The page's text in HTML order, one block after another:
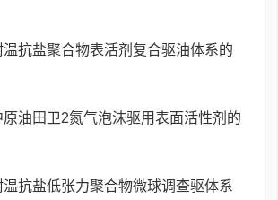
温抗盐聚合物表活剂复合驱油体系的
原油田卫2氮气泡沫驱用表面活性剂的
温抗盐低张力聚合物微球调查驱体系